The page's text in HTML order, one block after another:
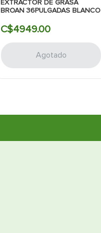
EXTRACTOR DE GRASA
BROAN 36PULGADAS BLANCO
C$4949.00
Agotado